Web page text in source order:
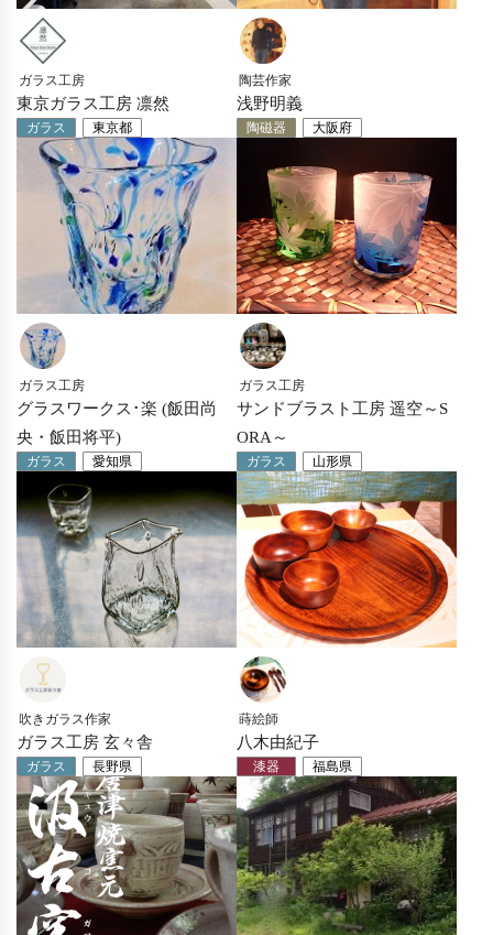
ガラス工房
東京ガラス工房 凛然
ガラス 東京都
陶芸作家
浅野明義
陶磁器 大阪府
ガラス工房
グラスワークス･楽 (飯田尚
央・飯田将平)
ガラス 愛知県
ガラス工房
サンドブラスト工房 遥空～S
ORA～
ガラス 山形県
吹きガラス作家
ガラス工房 玄々舎
ガラス 長野県
蒔絵師
八木由紀子
漆器 福島県